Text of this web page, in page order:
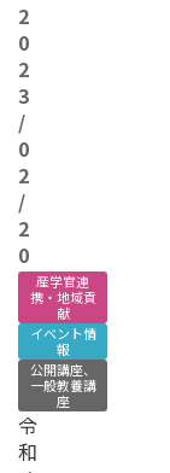
2
0
2
3
/
0
2
/
2
0
産学官連
携・地域貢
献
イベント情
報
公開講座、
一般教養講
座
令
和